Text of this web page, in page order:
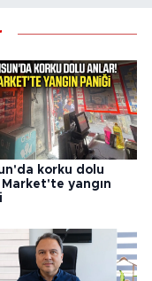
korku dolu
yangın